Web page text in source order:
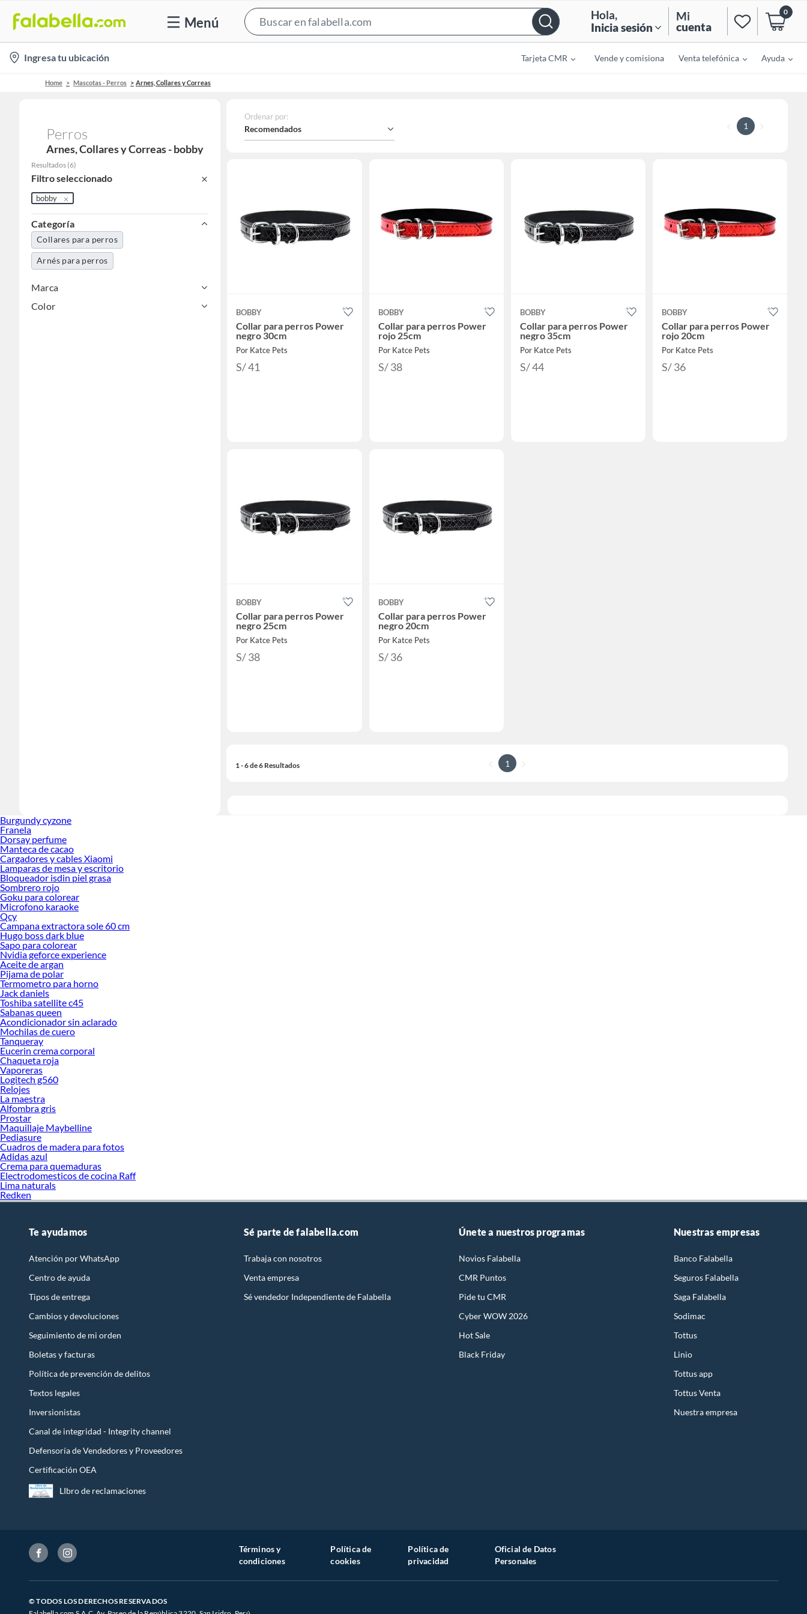
Menú
Bar
Hola,
Inicia sesión
Mi
cuenta
0
location-
icon
Ingresa tu ubicación Tarjeta CMR Vende y comisiona Venta telefónica Ayuda
Home Mascotas - Perros Arnes, Collares y Correas
Perros
Arnes, Collares y Correas - bobby
Resultados (6)
Filtro seleccionado
bobby
Categoría
Collares para perros
Arnés para perros
Marca
Color
Ordenar por:
Recomendados 1
BOBBY
Collar para perros Power
negro 30cm
Por Katce Pets
S/ 41
BOBBY
Collar para perros Power
rojo 25cm
Por Katce Pets
S/ 38
BOBBY
Collar para perros Power
negro 35cm
Por Katce Pets
S/ 44
BOBBY
Collar para perros Power
rojo 20cm
Por Katce Pets
S/ 36
BOBBY
Collar para perros Power
negro 25cm
Por Katce Pets
S/ 38
BOBBY
Collar para perros Power
negro 20cm
Por Katce Pets
S/ 36
1 - 6 de 6 Resultados 1
Burgundy cyzone
Franela
Dorsay perfume
Manteca de cacao
Cargadores y cables Xiaomi
Lamparas de mesa y escritorio
Bloqueador isdin piel grasa
Sombrero rojo
Goku para colorear
Microfono karaoke
Qcy
Campana extractora sole 60 cm
Hugo boss dark blue
Sapo para colorear
Nvidia geforce experience
Aceite de argan
Pijama de polar
Termometro para horno
Jack daniels
Toshiba satellite c45
Sabanas queen
Acondicionador sin aclarado
Mochilas de cuero
Tanqueray
Eucerin crema corporal
Chaqueta roja
Vaporeras
Logitech g560
Relojes
La maestra
Alfombra gris
Prostar
Maquillaje Maybelline
Pediasure
Cuadros de madera para fotos
Adidas azul
Crema para quemaduras
Electrodomesticos de cocina Raff
Lima naturals
Redken
Te ayudamos
Atención por WhatsApp
Centro de ayuda
Tipos de entrega
Cambios y devoluciones
Seguimiento de mi orden
Boletas y facturas
Política de prevención de delitos
Textos legales
Inversionistas
Canal de integridad - Integrity channel
Defensoría de Vendedores y Proveedores
Certificación OEA
LIbro de reclamaciones
Sé parte de falabella.com
Trabaja con nosotros
Venta empresa
Sé vendedor Independiente de Falabella
Únete a nuestros programas
Novios Falabella
CMR Puntos
Pide tu CMR
Cyber WOW 2026
Hot Sale
Black Friday
Nuestras empresas
Banco Falabella
Seguros Falabella
Saga Falabella
Sodimac
Tottus
Linio
Tottus app
Tottus Venta
Nuestra empresa
Términos y
condiciones
Política de
cookies
Política de
privacidad
Oficial de Datos
Personales
© TODOS LOS DERECHOS RESERVADOS